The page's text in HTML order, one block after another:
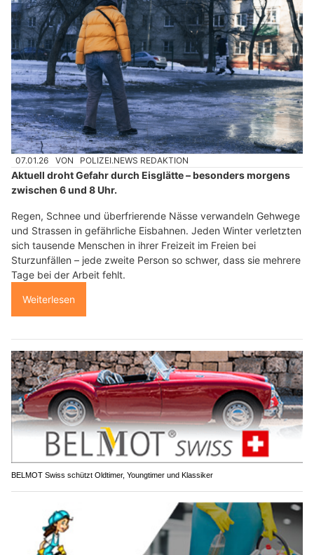
07.01.26 VON POLIZEI.NEWS REDAKTION
Aktuell droht Gefahr durch Eisglätte – besonders morgens
zwischen 6 und 8 Uhr.
Regen, Schnee und überfrierende Nässe verwandeln Gehwege
und Strassen in gefährliche Eisbahnen. Jeden Winter verletzten
sich tausende Menschen in ihrer Freizeit im Freien bei
Sturzunfällen – jede zweite Person so schwer, dass sie mehrere
Tage bei der Arbeit fehlt.
Weiterlesen
BELMOT Swiss schützt Oldtimer, Youngtimer und Klassiker